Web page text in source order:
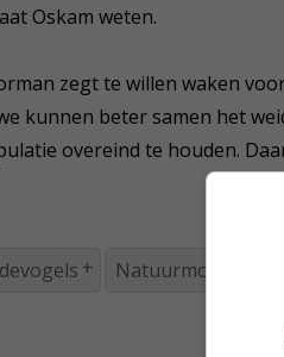
Oskam weten.
zegt te willen waken
kunnen beter samen het
overeind te houden.